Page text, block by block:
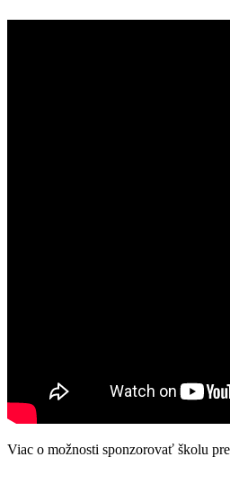
Viac o možnosti sponzorovať školu